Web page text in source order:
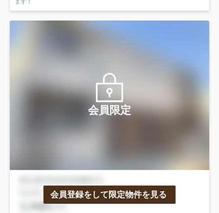
ます！
会員限定
会員登録をして限定物件を見る